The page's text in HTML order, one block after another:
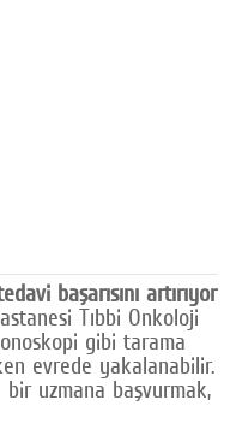
başarısını artırıyor
Tıbbi Onkoloji
gibi tarama
evrede yakalanabilir.
uzmana başvurmak,